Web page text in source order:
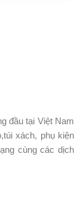
đầu tại Việt Nam
xách, phụ kiện
cùng các dịch